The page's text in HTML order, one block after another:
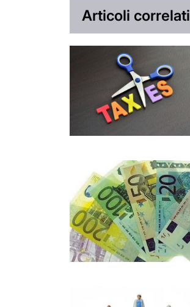
Articoli correlati